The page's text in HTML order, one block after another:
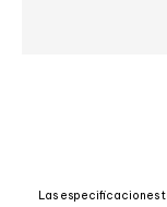
Las especificaciones